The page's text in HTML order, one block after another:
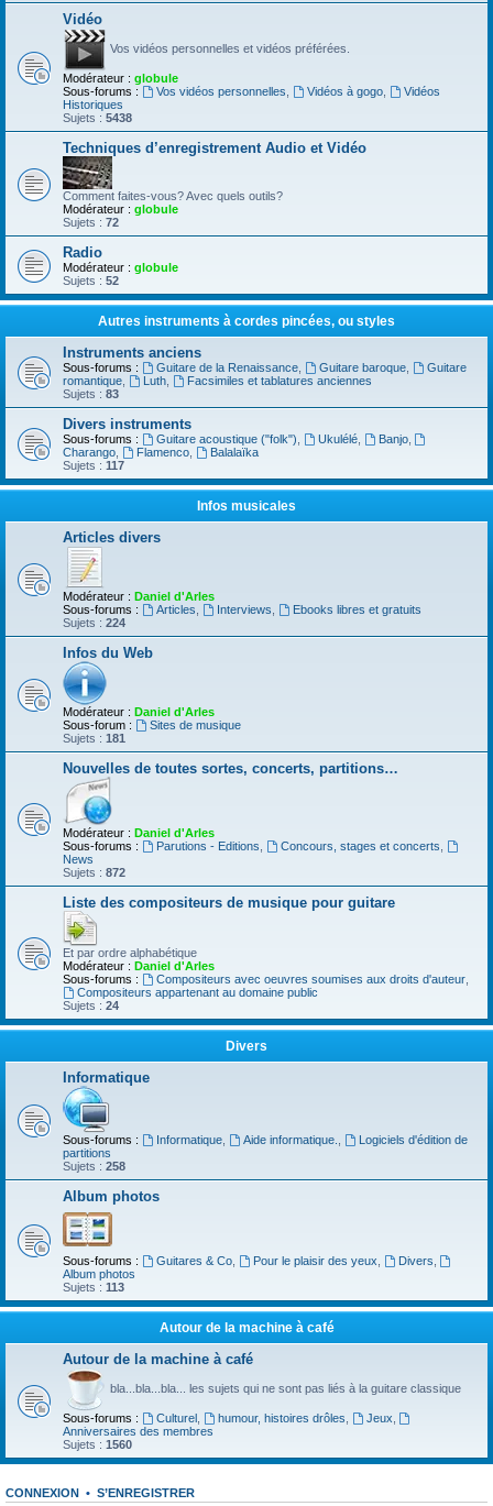
Vidéo
Vos vidéos personnelles et vidéos préférées.
Modérateur : globule
Sous-forums :
Vos vidéos personnelles Vidéos à gogo,
Vidéos
Historiques
Sujets : 5438
Techniques d’enregistrement Audio et Vidéo
Comment faites-vous? Avec quels outils?
Modérateur : globule
Sujets : 72
Radio
Modérateur : globule
Sujets : 52
Autres instruments à cordes pincées, ou styles
Instruments anciens
Sous-forums : Guitare de la Renaissance, Guitare baroque,
Guitare
romantique
Luth,
Facsimiles et tablatures anciennes
Sujets : 83
Divers instruments
Sous-forums : Guitare acoustique ("folk") Ukulélé, Banjo,
Charango
Flamenco,
Balalaïka
Sujets : 117
Infos musicales
Articles divers
Modérateur : Daniel d'Arles
Sous-forums :
Articles Interviews
Ebooks libres et gratuits
Sujets : 224
Infos du Web
Modérateur : Daniel d'Arles
Sous-forum :
Sites de musique
Sujets : 181
Nouvelles de toutes sortes, concerts, partitions…
Modérateur : Daniel d'Arles
Sous-forums :
Parutions - Editions Concours, stages et concerts
News
Sujets : 872
Liste des compositeurs de musique pour guitare
Et par ordre alphabétique
Modérateur : Daniel d'Arles
Sous-forums :
Compositeurs avec oeuvres soumises aux droits d'auteur,
Compositeurs appartenant au domaine public
Sujets : 24
Divers
Informatique
Sous-forums : Informatique, Aide informatique.
Logiciels d'édition de
partitions
Sujets : 258
Album photos
Sous-forums : Guitares & Co, Pour le plaisir des yeux Divers
Album photos
Sujets : 113
Autour de la machine à café
Autour de la machine à café
bla...bla...bla... les sujets qui ne sont pas liés à la guitare classique
Sous-forums : Culturel, humour, histoires drôles Jeux
Anniversaires des membres
Sujets : 1560
CONNEXION • S’ENREGISTRER